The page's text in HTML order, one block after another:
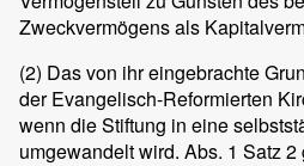
Zweckvermögens als
(2) Das von ihr eingebrachte
der Evangelisch-Reformierten
wenn die Stiftung in eine
umgewandelt wird. Abs. 1 Satz